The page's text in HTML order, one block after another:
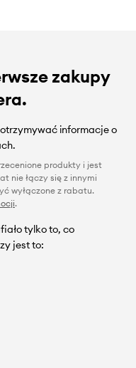
zakupy
informacje o
produkty i jest
nie łączy się z innymi
wyłączone z rabatu.
.
tylko to, co
jest to: